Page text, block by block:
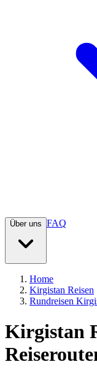
Über uns FAQ
Home
Kirgistan Reisen
Rundreisen
Kirgistan